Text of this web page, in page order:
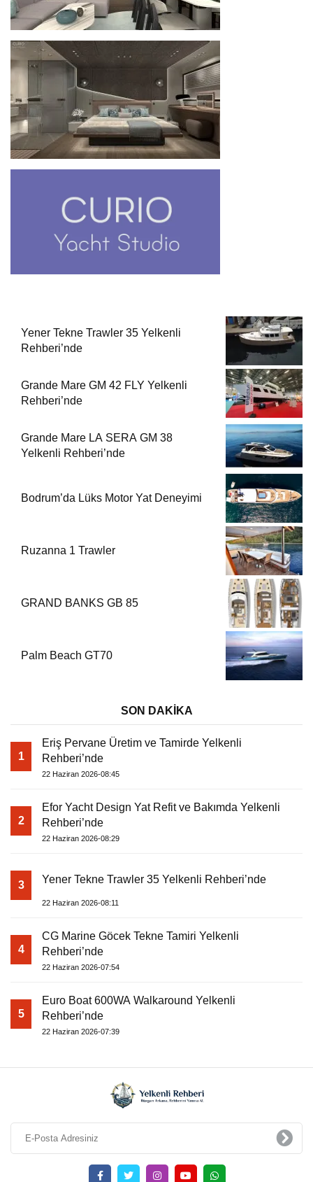
Yener Tekne Trawler 35 Yelkenli
Rehberi’nde
Grande Mare GM 42 FLY Yelkenli
Rehberi’nde
Grande Mare LA SERA GM 38
Yelkenli Rehberi’nde
Bodrum’da Lüks Motor Yat Deneyimi
Ruzanna 1 Trawler
GRAND BANKS GB 85
Palm Beach GT70
SON DAKİKA
1
Eriş Pervane Üretim ve Tamirde Yelkenli
Rehberi’nde
22 Haziran 2026-08:45
2
Efor Yacht Design Yat Refit ve Bakımda Yelkenli
Rehberi’nde
22 Haziran 2026-08:29
3 Yener Tekne Trawler 35 Yelkenli Rehberi’nde
22 Haziran 2026-08:11
4
CG Marine Göcek Tekne Tamiri Yelkenli
Rehberi’nde
22 Haziran 2026-07:54
5
Euro Boat 600WA Walkaround Yelkenli
Rehberi’nde
22 Haziran 2026-07:39